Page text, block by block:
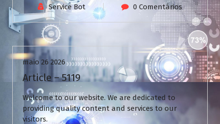
Service Bot 0 Comentários
Uncategorized
maio 26 2026
Article – 5119
Welcome to our website. We are dedicated to
providing quality content and services to our
visitors.